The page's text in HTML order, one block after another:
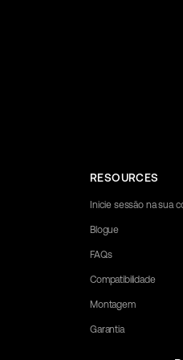
RESOURCES
Inicie sessão na sua
Blogue
FAQs
Compatibilidade
Montagem
Garantia